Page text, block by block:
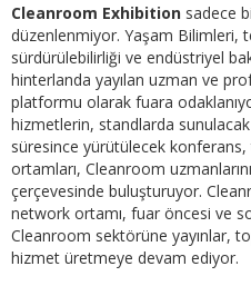
Cleanroom Exhibition sadece
düzenlenmiyor. Yaşam Bilimleri,
sürdürülebilirliği ve endüstriyel
hinterlanda yayılan uzman ve
platformu olarak fuara
hizmetlerin, standlarda
süresince yürütülecek
ortamları, Cleanroom
çerçevesinde buluşturuyor.
network ortamı, fuar öncesi ve
Cleanroom sektörüne yayınlar,
hizmet üretmeye devam ediyor.